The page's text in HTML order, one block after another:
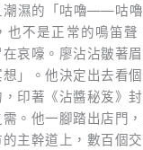
潮濕的「咕嚕——咕
也不是正常的鳴笛
哀嚎。廖沾沾皺著
」。他決定出去看
印著《沾醬秘笈》
。他一腳踏出店門
主幹道上，數百個